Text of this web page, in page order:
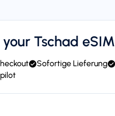
your Tschad eSIM
Sofortige Lieferung